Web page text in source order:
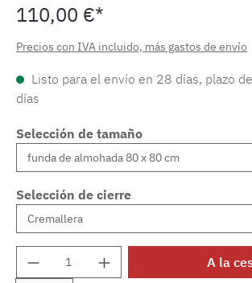
110,00 €*
Precios con IVA incluido, más gastos de envío
Listo para el envío en 28 días, plazo
días
Selección de tamaño
Selección de cierre
Cantidad del producto: A la